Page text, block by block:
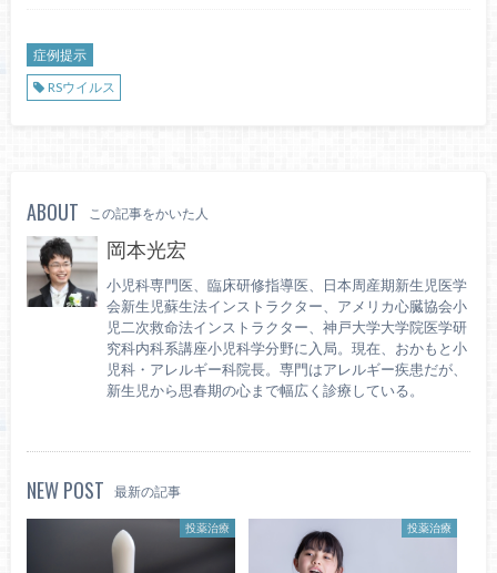
症例提示
RSウイルス
ABOUT この記事をかいた人
岡本光宏
小児科専門医、臨床研修指導医、日本周産期新生児医学
会新生児蘇生法インストラクター、アメリカ心臓協会小
児二次救命法インストラクター、神戸大学大学院医学研
究科内科系講座小児科学分野に入局。現在、おかもと小
児科・アレルギー科院長。専門はアレルギー疾患だが、
新生児から思春期の心まで幅広く診療している。
NEW POST 最新の記事
投薬治療 投薬治療